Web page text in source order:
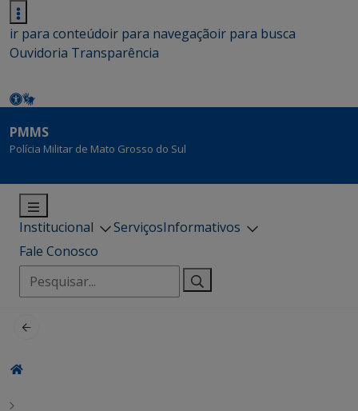
ir para conteúdoir para navegaçãoir para busca
Ouvidoria Transparência
PMMS
Polícia Militar de Mato Grosso do Sul
Institucional ServiçosInformativos
Fale Conosco
Pesquisar
por: